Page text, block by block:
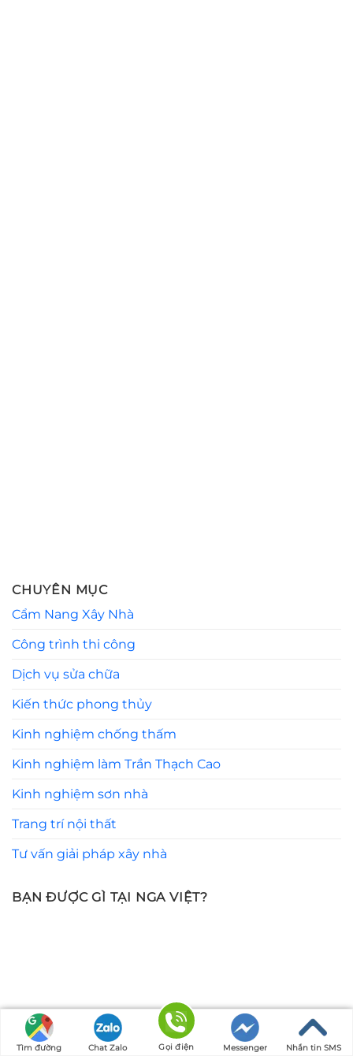
CHUYÊN MỤC
Cẩm Nang Xây Nhà
Công trình thi công
Dịch vụ sửa chữa
Kiến thức phong thủy
Kinh nghiệm chống thấm
Kinh nghiệm làm Trần Thạch Cao
Kinh nghiệm sơn nhà
Trang trí nội thất
Tư vấn giải pháp xây nhà
BẠN ĐƯỢC GÌ TẠI NGA VIỆT?
Tìm đường Chat Zalo Gọi điện Messenger Nhắn tin SMS